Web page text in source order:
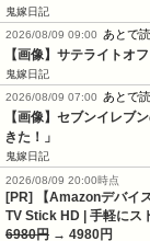
鬼嫁日記
2026/08/09 09:00
あとで
【画像】サテライトオ
鬼嫁日記
2026/08/09 07:00
あとで
【画像】セブンイレ
きた！」
鬼嫁日記
2026/08/09 20:00時点
[PR] 【Amazonデバイ
TV Stick HD | 手軽にス
6980円 → 4980円